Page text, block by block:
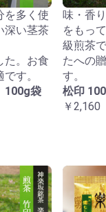
を多く使
深い茎茶
た。お食
す。
袋
味・香
をもっ
級煎茶
たへの
す。
松印
￥2,160